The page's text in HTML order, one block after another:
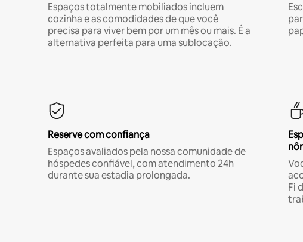
Espaços totalmente mobiliados incluem
cozinha e as comodidades de que você
precisa para viver bem por um mês ou mais. É a
alternativa perfeita para uma sublocação.
Reserve com confiança
Espaços avaliados pela nossa comunidade de
hóspedes confiável, com atendimento 24h
durante sua estadia prolongada.
Fi